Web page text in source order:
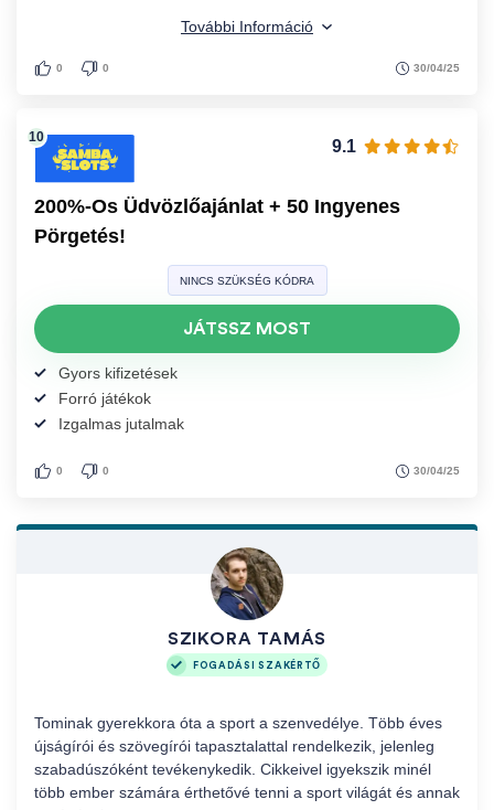
30/04/25
További Információ
0 0
200%-Os Üdvözlőajánlat + 50 Ingyenes
Pörgetés!
30/04/25
Gyors kifizetések
Forró játékok
Izgalmas jutalmak
9.1
NINCS SZÜKSÉG KÓDRA
JÁTSSZ MOST
0 0
SZIKORA TAMÁS
FOGADÁSI SZAKÉRTŐ
Tominak gyerekkora óta a sport a szenvedélye. Több éves
újságírói és szövegírói tapasztalattal rendelkezik, jelenleg
szabadúszóként tevékenykedik. Cikkeivel igyekszik minél
több ember számára érthetővé tenni a sport világát és annak